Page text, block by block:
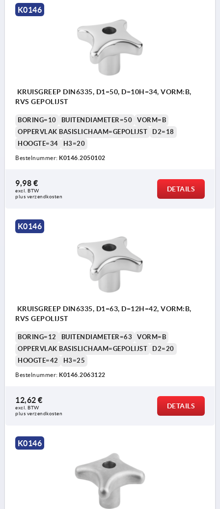
K0146
KRUISGREEP DIN6335, D1=50, D=10H=34, VORM:B,
RVS GEPOLIJST
BORING=10 BUITENDIAMETER=50
VORM=B
OPPERVLAK BASISLICHAAM=GEPOLIJST
D2=18
HOOGTE=34
H3=20
Bestelnummer: K0146.2050102
9,98 €
excl. BTW
plus verzendkosten
DETAILS
K0146
KRUISGREEP DIN6335, D1=63, D=12H=42, VORM:B,
RVS GEPOLIJST
BORING=12 BUITENDIAMETER=63
VORM=B
OPPERVLAK BASISLICHAAM=GEPOLIJST
D2=20
HOOGTE=42
H3=25
Bestelnummer: K0146.2063122
12,62 €
excl. BTW
plus verzendkosten
DETAILS
K0146